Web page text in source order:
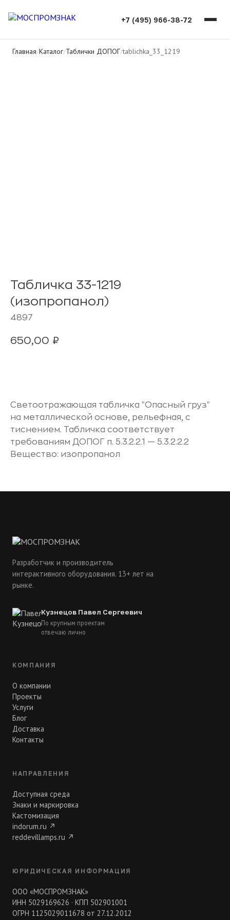
+7 (495) 966-38-72
Главная/Каталог/Таблички ДОПОГ/tablichka_33_1219
Табличка 33-1219
(изопропанол)
4897
650,00 ₽
Светоотражающая табличка "Опасный груз"
на металлической основе, рельефная, с
тиснением. Табличка соответствует
требованиям ДОПОГ п. 5.3.2.2.1 — 5.3.2.2.2
Вещество: изопропанол
Разработчик и производитель
интерактивного оборудования. 13+ лет на
рынке.
Кузнецов Павел Сергеевич
По крупным проектам
отвечаю лично
КОМПАНИЯ
О компании
Проекты
Услуги
Блог
Доставка
Контакты
НАПРАВЛЕНИЯ
Доступная среда
Знаки и маркировка
Кастомизация
indorum.ru ↗
reddevillamps.ru ↗
ЮРИДИЧЕСКАЯ ИНФОРМАЦИЯ
ООО «МОСПРОМЗНАК»
ИНН 5029169626 · КПП 502901001
ОГРН 1125029011678 от 27.12.2012